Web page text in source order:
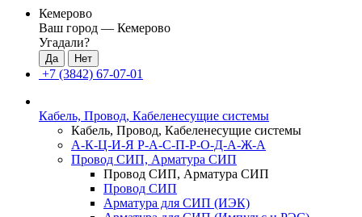
Кемерово
Ваш город — Кемерово
Угадали?
+7 (3842) 67-07-01
Кабель, Провод, Кабеленесущие системы
Кабель, Провод, Кабеленесущие системы
А-К-Ц-И-Я Р-А-С-П-Р-О-Д-А-Ж-А
Провод СИП, Арматура СИП
Провод СИП, Арматура СИП
Провод СИП
Арматура для СИП (ИЭК)